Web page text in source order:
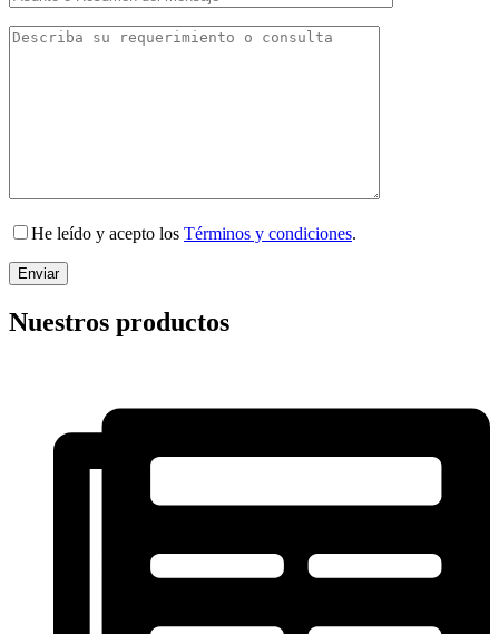
He leído y acepto los Términos y condiciones.
Nuestros productos